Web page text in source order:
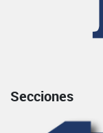
Secciones